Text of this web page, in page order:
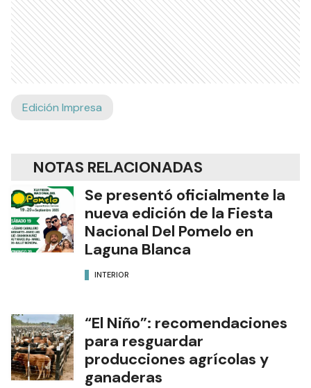
Edición Impresa
NOTAS RELACIONADAS
Se presentó oficialmente la
nueva edición de la Fiesta
Nacional Del Pomelo en
Laguna Blanca
INTERIOR
“El Niño”: recomendaciones
para resguardar
producciones agrícolas y
ganaderas